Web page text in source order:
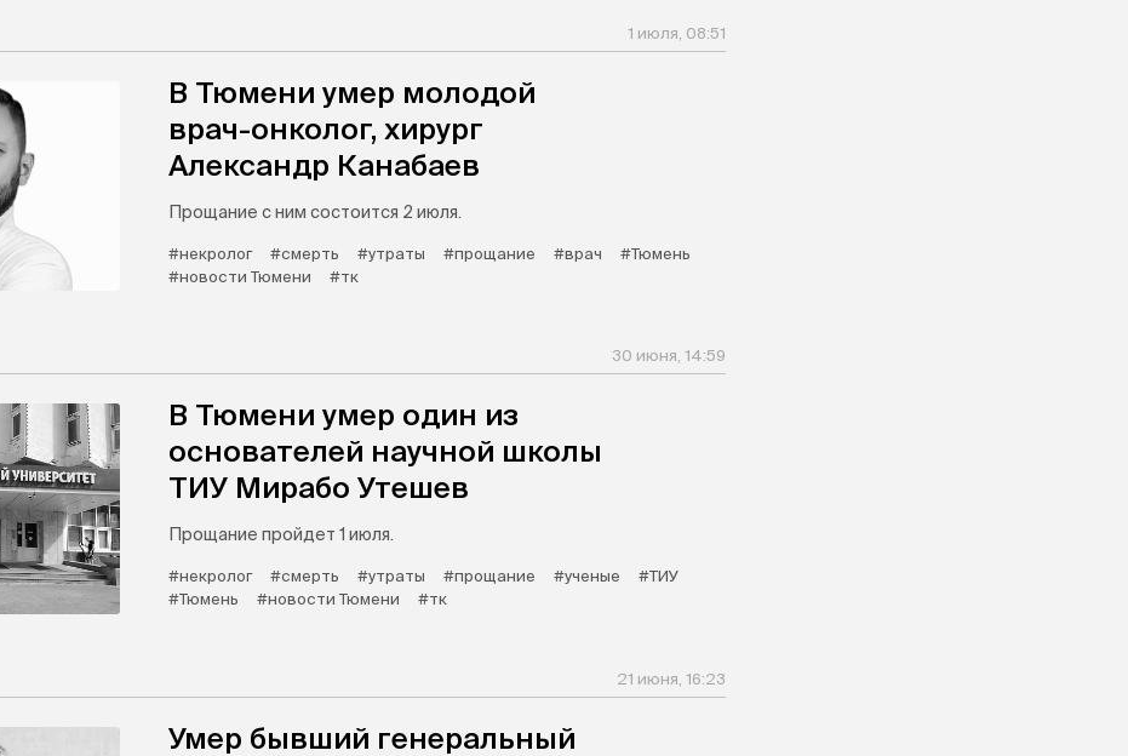
1 июля, 08:51
В Тюмени умер молодой
врач-онколог, хирург
Александр Канабаев
Прощание с ним состоится 2 июля.
#некролог #смерть #утраты #прощание #врач
#Тюмень
#новости Тюмени
#тк
30 июня, 14:59
В Тюмени умер один из
основателей научной школы
ТИУ Мирабо Утешев
Прощание пройдет 1 июля.
#некролог #смерть #утраты #прощание #ученые
#ТИУ
#Тюмень
#новости Тюмени #тк
21 июня, 16:23
Умер бывший генеральный